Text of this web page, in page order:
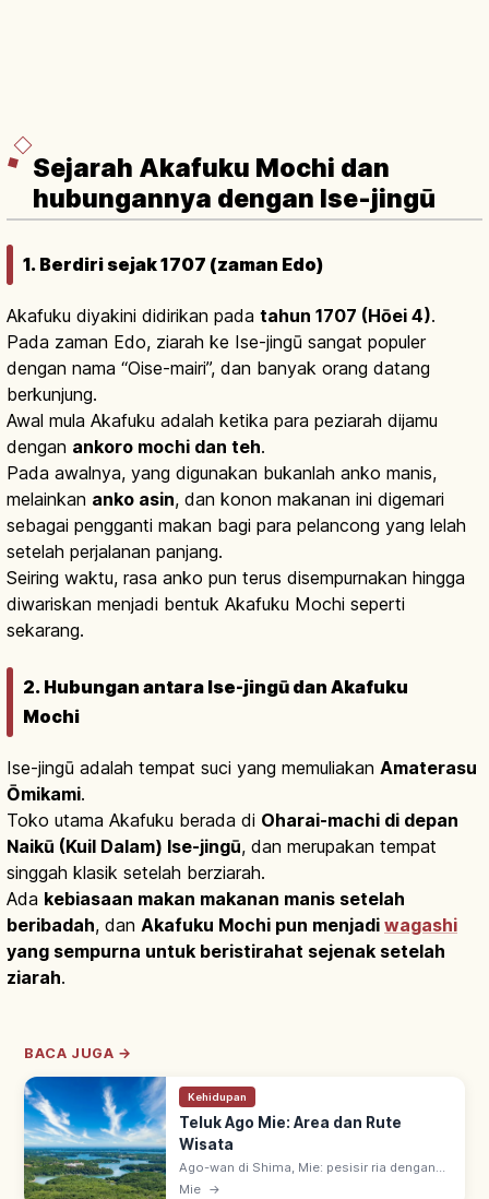
Sejarah Akafuku Mochi dan
hubungannya dengan Ise-jingū
1. Berdiri sejak 1707 (zaman Edo)
Akafuku diyakini didirikan pada tahun 1707 (Hōei 4).
Pada zaman Edo, ziarah ke Ise-jingū sangat populer
dengan nama “Oise-mairi”, dan banyak orang datang
berkunjung.
Awal mula Akafuku adalah ketika para peziarah dijamu
dengan ankoro mochi dan teh.
Pada awalnya, yang digunakan bukanlah anko manis,
melainkan anko asin, dan konon makanan ini digemari
sebagai pengganti makan bagi para pelancong yang lelah
setelah perjalanan panjang.
Seiring waktu, rasa anko pun terus disempurnakan hingga
diwariskan menjadi bentuk Akafuku Mochi seperti
sekarang.
2. Hubungan antara Ise-jingū dan Akafuku
Mochi
Ise-jingū adalah tempat suci yang memuliakan Amaterasu
Ōmikami.
Toko utama Akafuku berada di Oharai-machi di depan
Naikū (Kuil Dalam) Ise-jingū, dan merupakan tempat
singgah klasik setelah berziarah.
Ada kebiasaan makan makanan manis setelah
beribadah, dan Akafuku Mochi pun menjadi wagashi
yang sempurna untuk beristirahat sejenak setelah
ziarah.
BACA JUGA →
Kehidupan
Teluk Ago Mie: Area dan Rute
Wisata
Ago-wan di Shima, Mie: pesisir ria dengan
pulau-pulau di Taman Nasional Ise-Shima.
Mie →